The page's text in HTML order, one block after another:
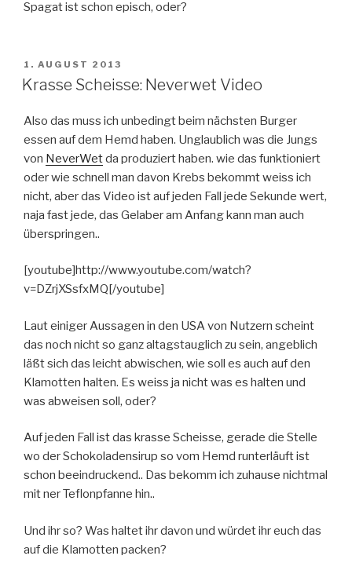
Spagat ist schon episch, oder?
VERÖFFENTLICHT
AM
1. AUGUST 2013
Krasse Scheisse: Neverwet Video
Also das muss ich unbedingt beim nächsten Burger
essen auf dem Hemd haben. Unglaublich was die Jungs
von NeverWetda produziert haben. wie das funktioniert
oder wie schnell man davon Krebs bekommt weiss ich
nicht, aber das Video ist auf jeden Fall jede Sekunde wert,
naja fast jede, das Gelaber am Anfang kann man auch
überspringen..
[youtube]http://www.youtube.com/watch?
v=DZrjXSsfxMQ[/youtube]
Laut einiger Aussagen in den USA von Nutzern scheint
das noch nicht so ganz altagstauglich zu sein, angeblich
läßt sich das leicht abwischen, wie soll es auch auf den
Klamotten halten. Es weiss ja nicht was es halten und
was abweisen soll, oder?
Auf jeden Fall ist das krasse Scheisse, gerade die Stelle
wo der Schokoladensirup so vom Hemd runterläuft ist
schon beeindruckend.. Das bekomm ich zuhause nichtmal
mit ner Teflonpfanne hin..
Und ihr so? Was haltet ihr davon und würdet ihr euch das
auf die Klamotten packen?